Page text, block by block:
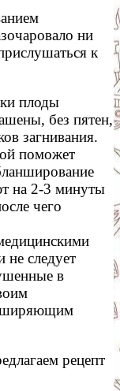
ни
к
плоды
без пятен,
загнивания.
поможет
на 2-3 минуты
чего
не следует
в
рецепт